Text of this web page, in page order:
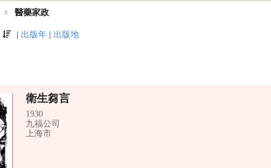
醫藥家政
出版年 出版地
衛生芻言
1930
九福公司
上海市